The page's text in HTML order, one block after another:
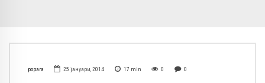
popara 25 јануари, 2014 17 min 0 0